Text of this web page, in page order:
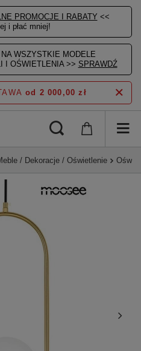
PROMOCJE I RABATY <<
i płać mniej!
WSZYSTKIE MODELE
I OŚWIETLENIA >> SPRAWDŹ
od 2 000,00 zł
/ Dekoracje / Oświetlenie